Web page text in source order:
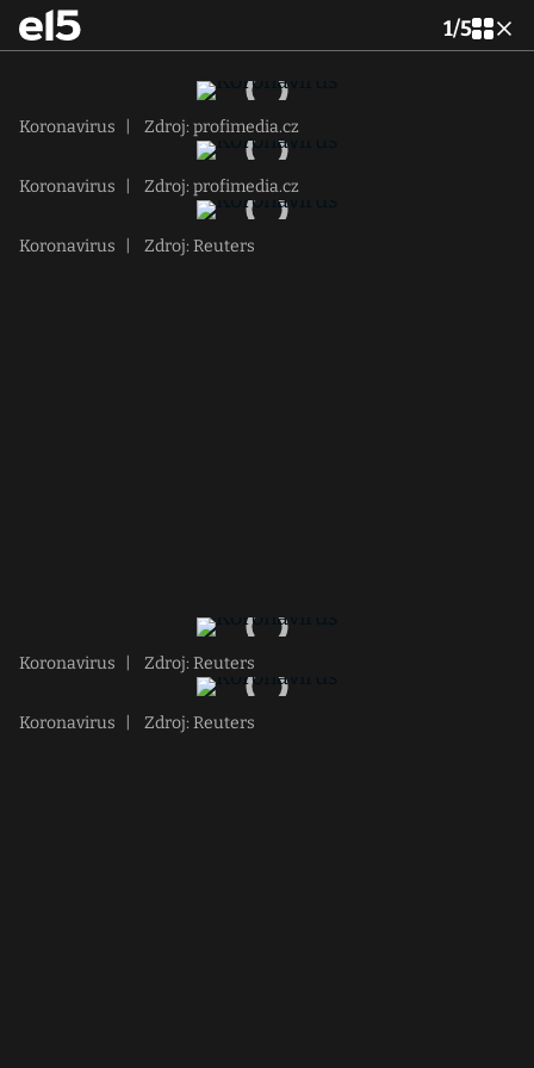
1/5
Koronavirus Zdroj: profimedia.cz
Koronavirus Zdroj: profimedia.cz
Koronavirus Zdroj: Reuters
Koronavirus Zdroj: Reuters
Koronavirus Zdroj: Reuters